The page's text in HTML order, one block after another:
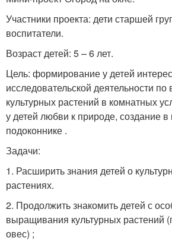
Участники проекта: дети старшей
воспитатели.
Возраст детей: 5 – 6 лет.
Цель: формирование у детей
исследовательской деятельности
культурных растений в комнатных
у детей любви к природе, создание в
подоконнике .
Задачи:
1. Расширить знания детей о
растениях.
2. Продолжить знакомить детей с
выращивания культурных растений
овес) ;